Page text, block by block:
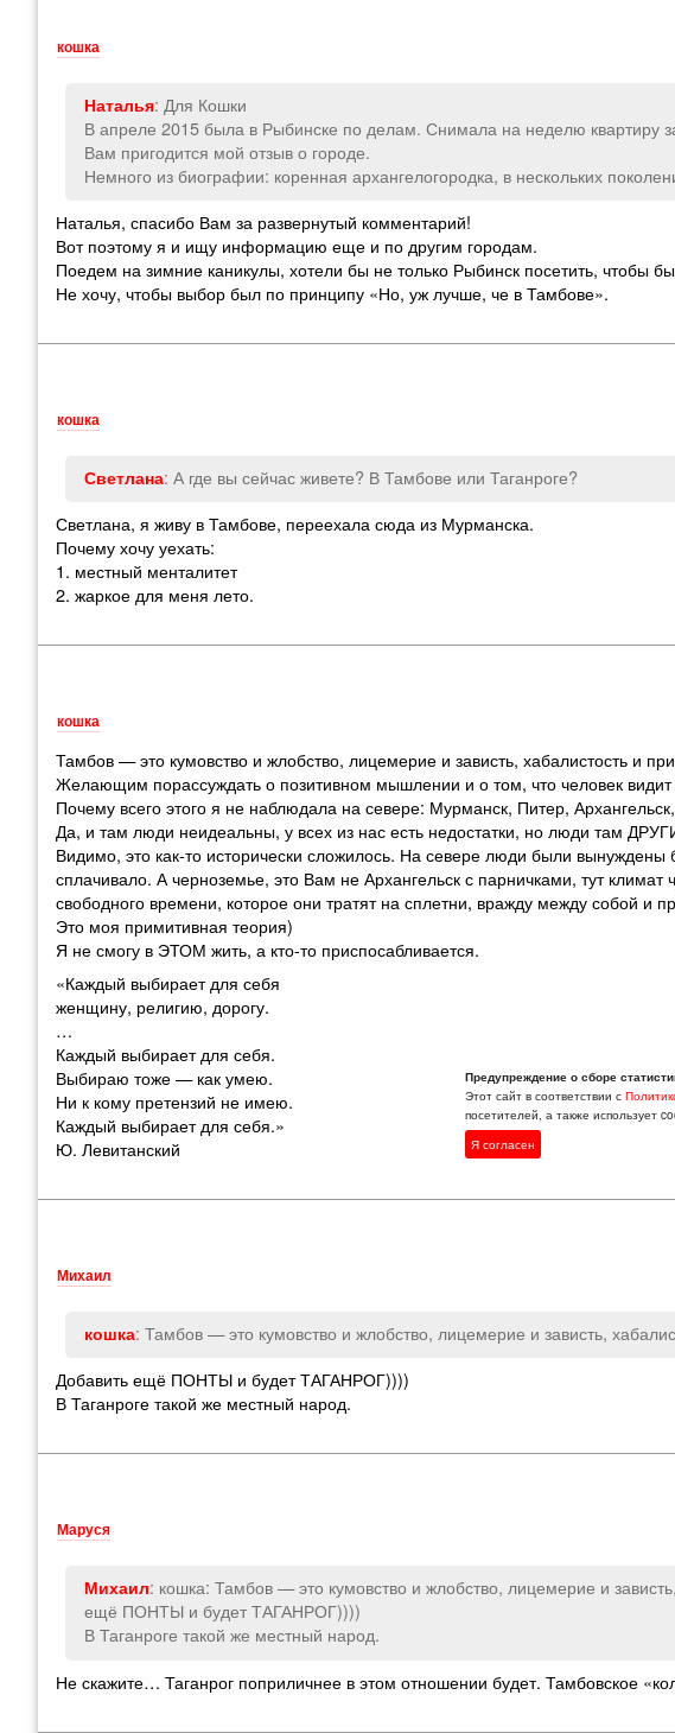
кошка
Наталья: Для Кошки
В апреле 2015 была в Рыбинске по делам. Снимала на неделю квартиру
Вам пригодится мой отзыв о городе.
Немного из биографии: коренная архангелогородка, в нескольких
Наталья, спасибо Вам за развернутый комментарий!
Вот поэтому я и ищу информацию еще и по другим городам.
Поедем на зимние каникулы, хотели бы не только Рыбинск посетить, чтобы
Не хочу, чтобы выбор был по принципу «Но, уж лучше, че в Тамбове».
кошка
Светлана: А где вы сейчас живете? В Тамбове или Таганроге?
Светлана, я живу в Тамбове, переехала сюда из Мурманска.
Почему хочу уехать:
1. местный менталитет
2. жаркое для меня лето.
кошка
Тамбов — это кумовство и жлобство, лицемерие и зависть, хабалистость и
Желающим порассуждать о позитивном мышлении и о том, что человек видит
Почему всего этого я не наблюдала на севере: Мурманск, Питер,
Да, и там люди неидеальны, у всех из нас есть недостатки, но люди там
Видимо, это как-то исторически сложилось. На севере люди были
сплачивало. А черноземье, это Вам не Архангельск с парничками, тут
свободного времени, которое они тратят на сплетни, вражду между собой и
Это моя примитивная теория)
Я не смогу в ЭТОМ жить, а кто-то приспосабливается.
«Каждый выбирает для себя
женщину, религию, дорогу.
…
Каждый выбирает для себя.
Выбираю тоже — как умею.
Ни к кому претензий не имею.
Каждый выбирает для себя.»
Ю. Левитанский
Михаил
кошка: Тамбов — это кумовство и жлобство, лицемерие и зависть,
Добавить ещё ПОНТЫ и будет ТАГАНРОГ))))
В Таганроге такой же местный народ.
Маруся
Михаил: кошка: Тамбов — это кумовство и жлобство, лицемерие и
ещё ПОНТЫ и будет ТАГАНРОГ))))
В Таганроге такой же местный народ.
Не скажите… Таганрог поприличнее в этом отношении будет. Тамбовское
Предупреждение о сборе
Этот сайт в соответствии с
посетителей, а также использует
Я согласен